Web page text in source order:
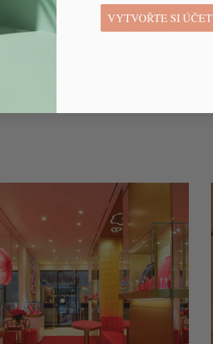
VYTVOŘTE SI ÚČET